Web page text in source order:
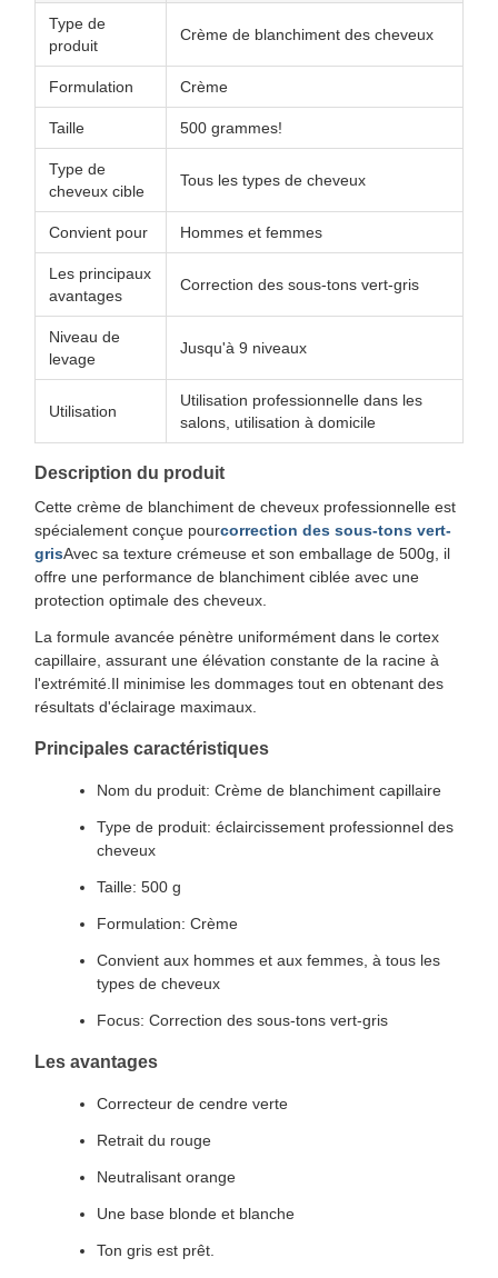
Type de
produit
Crème de blanchiment des cheveux
Formulation Crème
Taille 500 grammes!
Type de
cheveux cible
Tous les types de cheveux
Convient pour Hommes et femmes
Les principaux
avantages
Correction des sous-tons vert-gris
Niveau de
levage
Jusqu'à 9 niveaux
Utilisation
Utilisation professionnelle dans les
salons, utilisation à domicile
Description du produit
Cette crème de blanchiment de cheveux professionnelle est
spécialement conçue pourcorrection des sous-tons vert-
grisAvec sa texture crémeuse et son emballage de 500g, il
offre une performance de blanchiment ciblée avec une
protection optimale des cheveux.
La formule avancée pénètre uniformément dans le cortex
capillaire, assurant une élévation constante de la racine à
l'extrémité.Il minimise les dommages tout en obtenant des
résultats d'éclairage maximaux.
Principales caractéristiques
Nom du produit: Crème de blanchiment capillaire
Type de produit: éclaircissement professionnel des
cheveux
Taille: 500 g
Formulation: Crème
Convient aux hommes et aux femmes, à tous les
types de cheveux
Focus: Correction des sous-tons vert-gris
Les avantages
Correcteur de cendre verte
Retrait du rouge
Neutralisant orange
Une base blonde et blanche
Ton gris est prêt.